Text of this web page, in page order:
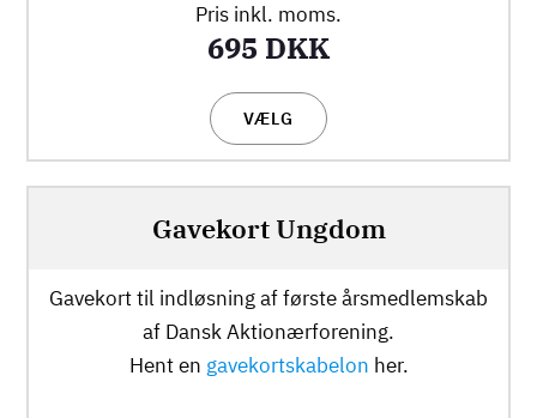
Pris inkl. moms.
695 DKK
VÆLG
Gavekort Ungdom
Gavekort til indløsning af første årsmedlemskab
af Dansk Aktionærforening.
Hent en gavekortskabelon her.